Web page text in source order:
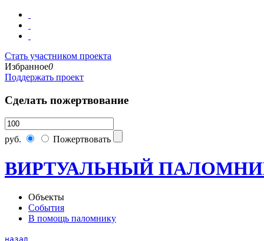
Стать участником проекта
Избранное0
Поддержать проект
Сделать пожертвование
руб. Пожертвовать
ВИРТУАЛЬНЫЙ
Объекты
События
В помощь паломнику
назад